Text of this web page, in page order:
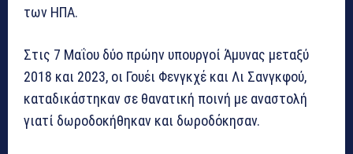
των ΗΠΑ.
Στις 7 Μαΐου δύο πρώην υπουργοί Άμυνας μεταξύ
2018 και 2023, οι Γουέι Φενγκχέ και Λι Σανγκφού,
καταδικάστηκαν σε θανατική ποινή με αναστολή
γιατί δωροδοκήθηκαν και δωροδόκησαν.